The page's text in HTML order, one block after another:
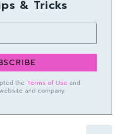
& Tricks
the Terms of Use and
and company.